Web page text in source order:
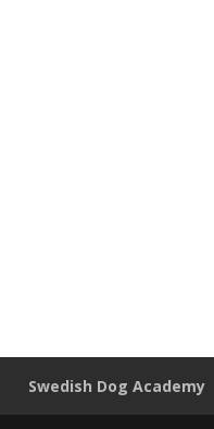
Swedish Dog Academy